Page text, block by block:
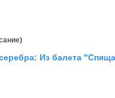
Из балета